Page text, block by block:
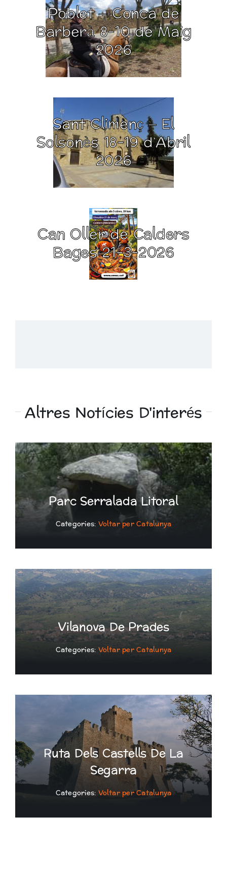
Poblet – Conca de
Barberà 8-10 de Maig
2026
Sant Climenç – El
Solsonès 18-19 d’Abril
2026
Can Oller de Calders
Bages 21-3-2026
Altres Notícies D'interés
Parc Serralada Litoral
Categories: Voltar per Catalunya
Vilanova De Prades
Categories: Voltar per Catalunya
Ruta Dels Castells De La
Segarra
Categories: Voltar per Catalunya